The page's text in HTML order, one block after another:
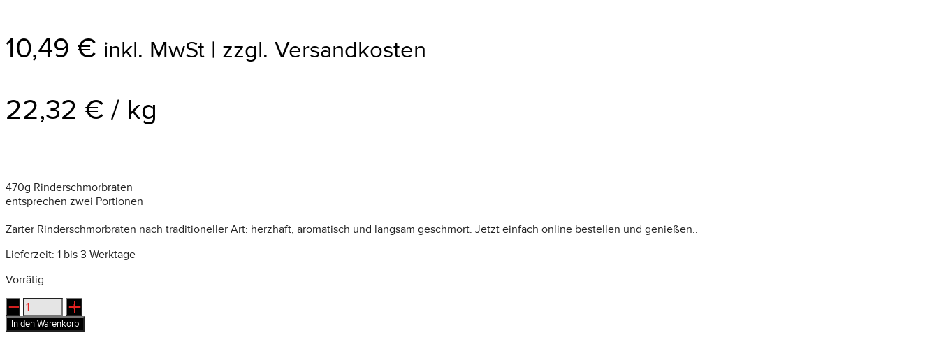
10,49 € inkl. MwSt | zzgl. Versandkosten
22,32 € / kg
470g Rinderschmorbraten
entsprechen zwei Portionen
Zarter Rinderschmorbraten nach traditioneller Art: herzhaft, aromatisch und langsam geschmort. Jetzt einfach online bestellen und genießen..
Lieferzeit: 1 bis 3 Werktage
Vorrätig
Rinderschmorbraten
Menge
In den Warenkorb